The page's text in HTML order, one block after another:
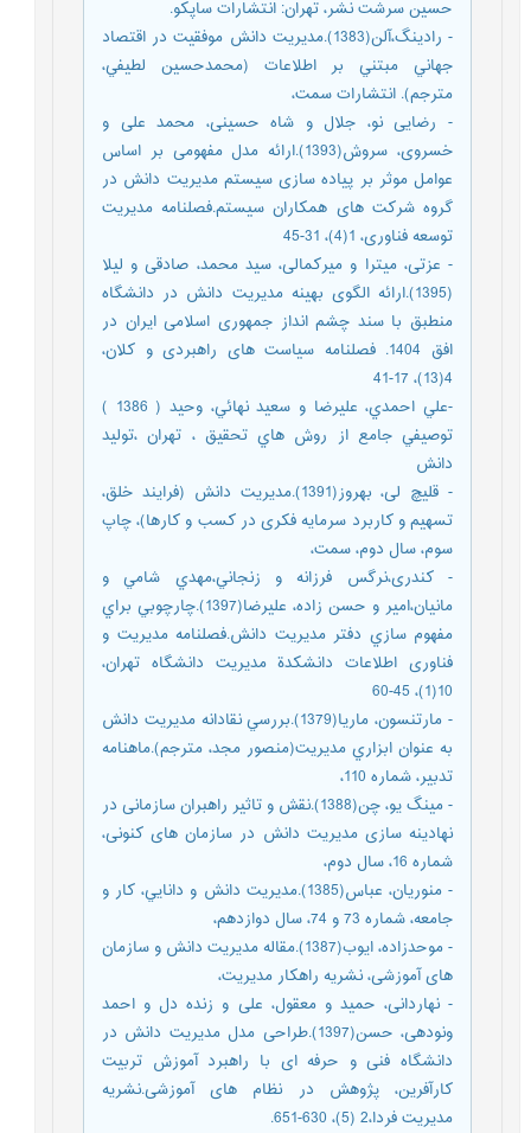
حسين سرشت نشر، تهران: انتشارات ساپكو.
- رادينگ،آلن(1383).مديريت دانش موفقيت در اقتصاد
جهاني مبتني بر اطلاعات (محمدحسين لطيفي،
مترجم). انتشارات سمت،
- رضایی نو، جلال و شاه حسینی، محمد علی و
خسروی، سروش(1393).ارائه مدل مفهومی بر اساس
عوامل موثر بر پیاده سازی سیستم مدیریت دانش در
گروه شرکت های همکاران سیستم.فصلنامه مدیریت
توسعه فناوری، 1(4)، 31-45
- عزتی، میترا و میرکمالی، سید محمد، صادقی و لیلا
(1395).ارائه الگوی بهینه مديريت دانش در دانشگاه
منطبق با سند چشم انداز جمهوری اسلامی ايران در
افق 1404. فصلنامه سیاست های راهبردی و کلان،
4(13)، 17-41
-علي احمدي، عليرضا و سعيد نهائي، وحيد ( 1386 )
توصيفي جامع از روش هاي تحقيق ، تهران ،توليد
دانش
- قلیچ لی، بهروز(1391).مدیریت دانش (فرایند خلق،
تسهیم و کاربرد سرمایه فکری در کسب و کارها)، چاپ
سوم، سال دوم، سمت،
- کندری،نرگس فرزانه و زنجاني،مهدي شامي و
مانيان،امير و حسن زاده، عليرضا(1397).چارچوبي براي
مفهوم سازي دفتر مديريت دانش.فصلنامه مدیریت و
فناوری اطلاعات دانشكدة مديريت دانشگاه تهران،
10(1)، 45-60
- مارتنسون، ماريا(1379).بررسي نقادانه مديريت دانش
به عنوان ابزاري مديريت(منصور مجد، مترجم).ماهنامه
تدبير، شماره 110،
- مینگ یو، چن(1388).نقش و تاثیر راهبران سازمانی در
نهادینه سازی مدیریت دانش در سازمان های کنونی،
شماره 16، سال دوم،
- منوريان، عباس(1385).مديريت دانش و دانايي، كار و
جامعه، شماره 73 و 74، سال دوازدهم،
- موحدزاده، ایوب(1387).مقاله مدیریت دانش و سازمان
های آموزشی، نشریه راهکار مدیریت،
- نهاردانی، حمید و معقول، علی و زنده دل و احمد
ونودهی، حسن(1397).طراحی مدل مدیریت دانش در
دانشگاه فنی و حرفه ای با راهبرد آموزش تربیت
کارآفرین، پژوهش در نظام های آموزشی.نشریه
مدیریت فردا،2 (5)، 630-651.